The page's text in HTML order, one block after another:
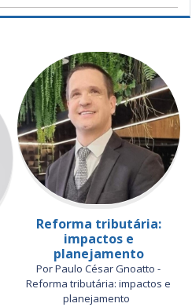
Reforma tributária:
impactos e
planejamento
Por Paulo César Gnoatto -
Reforma tributária: impactos e
planejamento